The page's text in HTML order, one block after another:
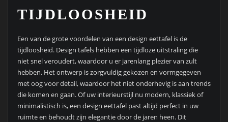
TIJDLOOSHEID
Een van de grote voordelen van een design eettafel is de
tijdloosheid. Design tafels hebben een tijdloze uitstraling die
niet snel veroudert, waardoor u er jarenlang plezier van zult
hebben. Het ontwerp is zorgvuldig gekozen en vormgegeven
met oog voor detail, waardoor het niet onderhevig is aan trends
die komen en gaan. Of uw interieurstijl nu modern, klassiek of
minimalistisch is, een design eettafel past altijd perfect in uw
ruimte en behoudt zijn elegantie door de jaren heen. Dit